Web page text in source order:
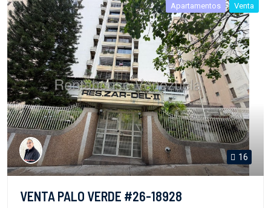
Apartamentos Venta
16
VENTA PALO VERDE #26-18928